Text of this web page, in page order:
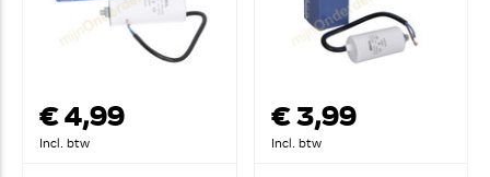
€ 4,99
Incl. btw
€ 3,99
Incl. btw